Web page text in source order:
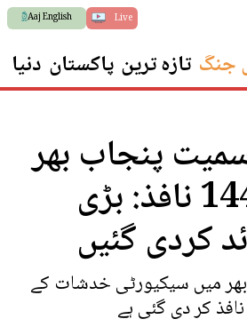
Live
Aaj English
جنگ تازہ ترین پاکستان دنیا
سمیت پنجاب بھر
میں دفعہ 144 نافذ: بڑی
کردی گئیں
میں سیکیورٹی خدشات کے